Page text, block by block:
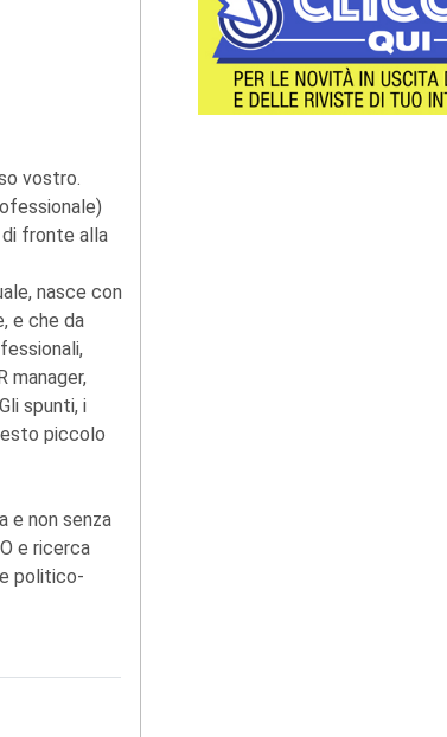
vostro.
fronte alla
nasce con
e che da
manager,
spunti, i
piccolo
e non senza
e ricerca
politico-